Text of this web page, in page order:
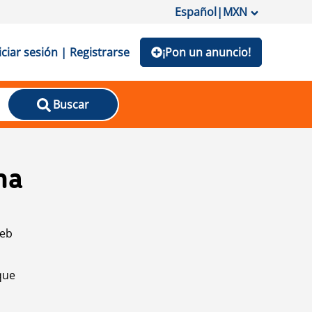
Español|MXN
sesión | Registrarse ¡Pon un anuncio!
Buscar